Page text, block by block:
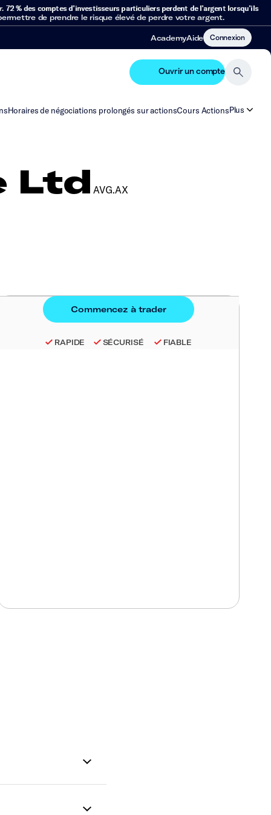
72 % des comptes d’investisseurs particuliers perdent de l’argent lorsqu’ils
de prendre le risque élevé de perdre votre argent.
AcademyAide Connexion
Ouvrir un compte
Horaires de négociations prolongés sur actionsCours ActionsPlus
Ltd AVG.AX
RAPIDE SÉCURISÉ FIABLE